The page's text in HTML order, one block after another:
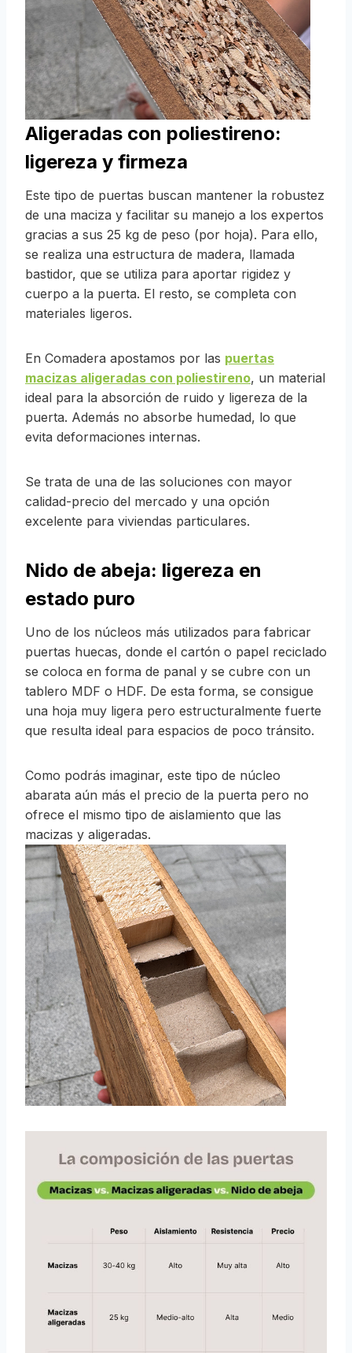
Aligeradas con poliestireno:
ligereza y firmeza
Este tipo de puertas buscan mantener la robustez
de una maciza y facilitar su manejo a los expertos
gracias a sus 25 kg de peso (por hoja). Para ello,
se realiza una estructura de madera, llamada
bastidor, que se utiliza para aportar rigidez y
cuerpo a la puerta. El resto, se completa con
materiales ligeros.
En Comadera apostamos por las puertas
macizas aligeradas con poliestireno, un material
ideal para la absorción de ruido y ligereza de la
puerta. Además no absorbe humedad, lo que
evita deformaciones internas.
Se trata de una de las soluciones con mayor
calidad-precio del mercado y una opción
excelente para viviendas particulares.
Nido de abeja: ligereza en
estado puro
Uno de los núcleos más utilizados para fabricar
puertas huecas, donde el cartón o papel reciclado
se coloca en forma de panal y se cubre con un
tablero MDF o HDF. De esta forma, se consigue
una hoja muy ligera pero estructuralmente fuerte
que resulta ideal para espacios de poco tránsito.
Como podrás imaginar, este tipo de núcleo
abarata aún más el precio de la puerta pero no
ofrece el mismo tipo de aislamiento que las
macizas y aligeradas.